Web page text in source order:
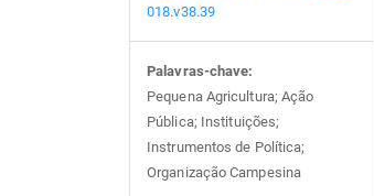
018.v38.39
Palavras-chave:
Pequena Agricultura; Ação
Pública; Instituições;
Instrumentos de Política;
Organização Campesina